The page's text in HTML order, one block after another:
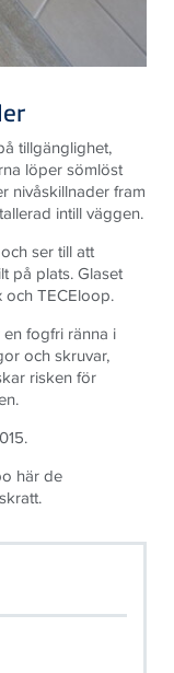
tillgänglighet,
löper sömlöst
nivåskillnader fram
intill väggen.
ser till att
på plats. Glaset
och TECEloop.
fogfri ränna i
och skruvar,
risken för
här de